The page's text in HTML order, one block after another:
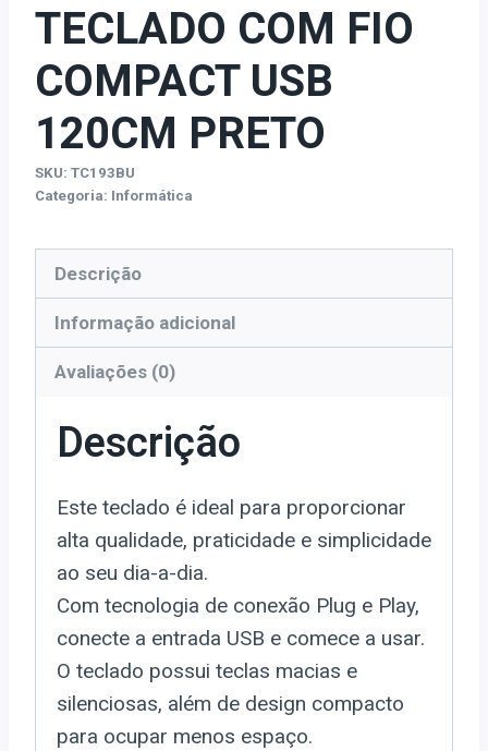
TECLADO COM FIO
COMPACT USB
120CM PRETO
SKU: TC193BU
Categoria: Informática
Descrição
Informação adicional
Avaliações (0)
Descrição
Este teclado é ideal para proporcionar
alta qualidade, praticidade e simplicidade
ao seu dia-a-dia.
Com tecnologia de conexão Plug e Play,
conecte a entrada USB e comece a usar.
O teclado possui teclas macias e
silenciosas, além de design compacto
para ocupar menos espaço.